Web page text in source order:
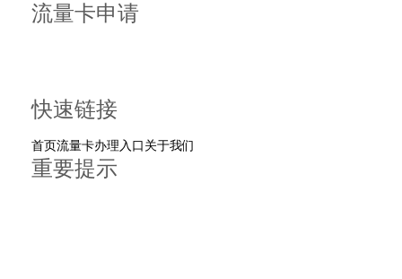
流量卡申请
快速链接
首页流量卡办理入口关于我们
重要提示